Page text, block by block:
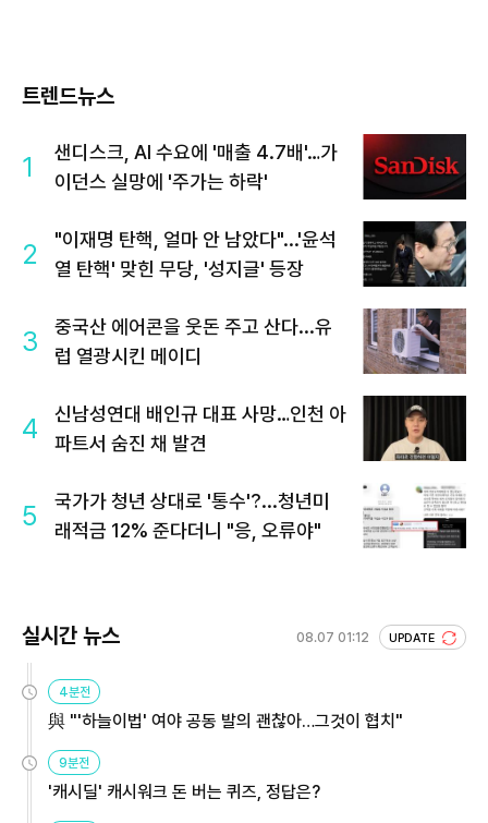
트렌드뉴스
1
샌디스크, AI 수요에 '매출 4.7배'…가
이던스 실망에 '주가는 하락'
2
"이재명 탄핵, 얼마 안 남았다"...'윤석
열 탄핵' 맞힌 무당, '성지글' 등장
3
중국산 에어콘을 웃돈 주고 산다...유
럽 열광시킨 메이디
4
신남성연대 배인규 대표 사망…인천 아
파트서 숨진 채 발견
5
국가가 청년 상대로 '통수'?...청년미
래적금 12% 준다더니 "응, 오류야"
실시간 뉴스 08.07 01:12 UPDATE
4분전
與 "'하늘이법' 여야 공동 발의 괜찮아…그것이 협치"
9분전
'캐시딜' 캐시워크 돈 버는 퀴즈, 정답은?